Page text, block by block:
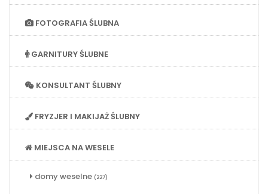
FOTOGRAFIA ŚLUBNA
GARNITURY ŚLUBNE
KONSULTANT ŚLUBNY
FRYZJER I MAKIJAŻ ŚLUBNY
MIEJSCA NA WESELE
domy weselne (227)